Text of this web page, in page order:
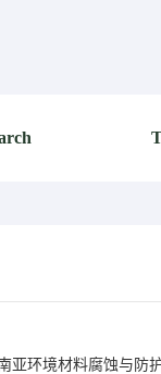
亚环境材料腐蚀与